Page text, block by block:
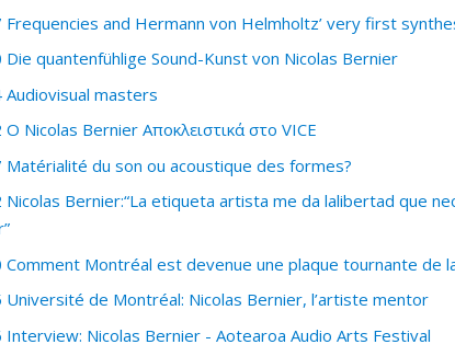
and Hermann von Helmholtz’ very first
quantenfühlige Sound-Kunst von Nicolas Bernier
masters
Nicolas Bernier Αποκλειστικά στο VICE
du son ou acoustique des formes?
Bernier:“La etiqueta artista me da lalibertad que
Montréal est devenue une plaque tournante de
de Montréal: Nicolas Bernier, l’artiste mentor
Nicolas Bernier - Aotearoa Audio Arts Festival